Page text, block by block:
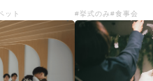
ット #挙式のみ#食事会